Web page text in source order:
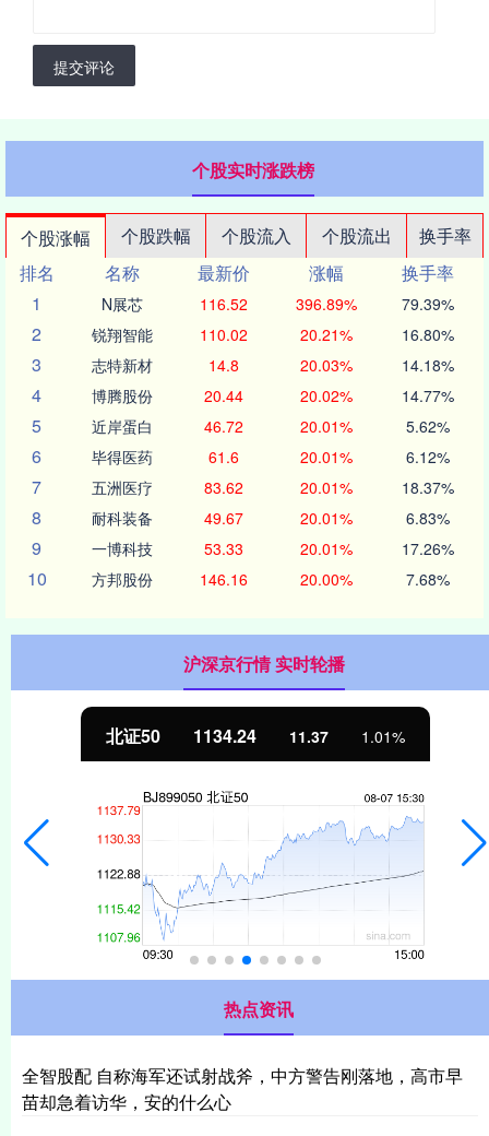
提交评论
个股实时涨跌榜
个股涨幅 个股跌幅 个股流入 个股流出
换手率
排名
名称 最新价 涨幅
换手率
1
N展芯 116.52 396.89% 79.39%
2 锐翔智能 110.02 20.21% 16.80%
3 志特新材 14.8 20.03% 14.18%
4 博腾股份 20.44 20.02% 14.77%
5 近岸蛋白 46.72 20.01% 5.62%
6 毕得医药 61.6 20.01% 6.12%
7 五洲医疗 83.62 20.01% 18.37%
8 耐科装备 49.67 20.01% 6.83%
9 一博科技 53.33 20.01% 17.26%
10 方邦股份 146.16 20.00% 7.68%
沪深京行情 实时轮播
北证50 1134.24 11.37 1.01%
热点资讯
全智股配 自称海军还试射战斧，中方警告刚落地，高市早
苗却急着访华，安的什么心